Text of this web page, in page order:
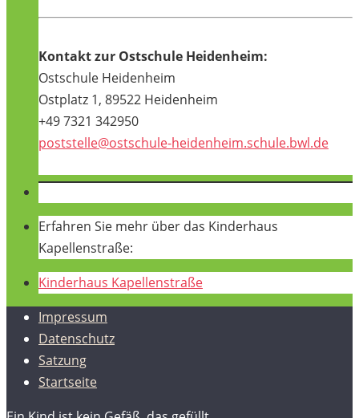
Kontakt zur Ostschule Heidenheim:
Ostschule Heidenheim
Ostplatz 1, 89522 Heidenheim
+49 7321 342950
poststelle@ostschule-heidenheim.schule.bwl.de
Erfahren Sie mehr über das Kinderhaus
Kapellenstraße:
Kinderhaus Kapellenstraße
Impressum
Datenschutz
Satzung
Startseite